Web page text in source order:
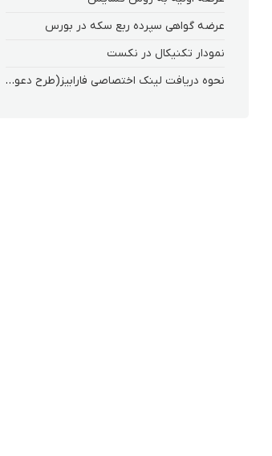
عرضه گواهی سپرده ربع سکه در بورس
نمودار تکنیکال در نکست
نحوه دریافت لینک اختصاصی فارابیز(طرح دعوت از دوستان)